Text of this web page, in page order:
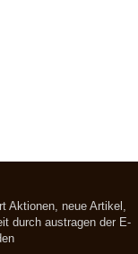
Aktionen, neue Artikel,
durch austragen der E-